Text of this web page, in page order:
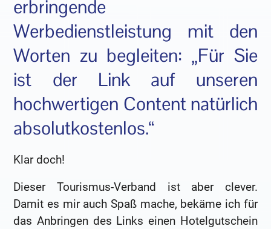
erbringende
Werbedienstleistung mit den
Worten zu begleiten: „Für Sie
ist der Link auf unseren
hochwertigen Content natürlich
absolutkostenlos.“
Klar doch!
Dieser Tourismus-Verband ist aber clever.
Damit es mir auch Spaß mache, bekäme ich für
das Anbringen des Links einen Hotelgutschein